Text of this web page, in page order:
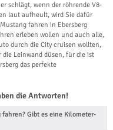
schlägt, wenn der röhrende V8-
laut aufheult, wird Sie dafür
fahren in Ebersberg
erleben wollen und auch alle,
durch die City cruisen wollten,
die Leinwand düsen, für die ist
das perfekte
die Antworten!
Gibt es eine Kilometer-